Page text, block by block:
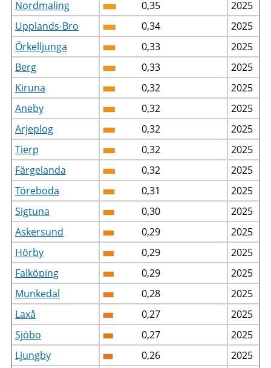
Nordmaling
0,35
2025
Upplands-Bro
0,34
2025
Örkelljunga
0,33
2025
Berg
0,33
2025
Kiruna
0,32
2025
Aneby
0,32
2025
Arjeplog
0,32
2025
Tierp
0,32
2025
Färgelanda
0,32
2025
Töreboda
0,31
2025
Sigtuna
0,30
2025
Askersund
0,29
2025
Hörby
0,29
2025
Falköping
0,29
2025
Munkedal
0,28
2025
Laxå
0,27
2025
Sjöbo
0,27
2025
Ljungby
0,26
2025